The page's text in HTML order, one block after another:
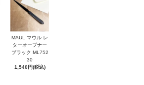
MAUL マウル レ
ターオープナー
ブラック ML752
30
1,540円(税込)